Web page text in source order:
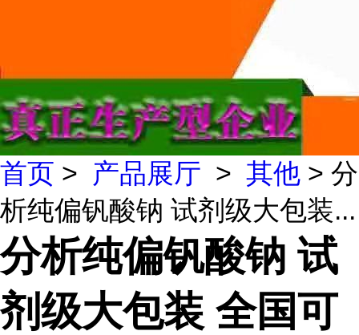
首页 > 产品展厅 > 其他 > 分
析纯偏钒酸钠 试剂级大包装...
分析纯偏钒酸钠 试
剂级大包装 全国可